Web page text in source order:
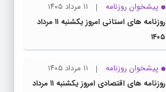
پیشخوان روزنامه
۱۱ مرداد ۱۴۰۵
روزنامه های استانی امروز یکشنبه ۱۱ مرداد
۱۴۰۵
پیشخوان روزنامه
۱۱ مرداد ۱۴۰۵
روزنامه های اقتصادی امروز یکشنبه ۱۱ مرداد